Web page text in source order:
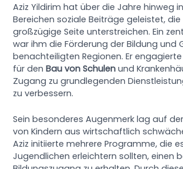
Aziz Yildirim hat über die Jahre hinweg
Bereichen soziale Beiträge geleistet, die
großzügige Seite unterstreichen. Ein
war ihm die Förderung der Bildung und
benachteiligten Regionen. Er
für denBau von Schulen und
Zugang zu grundlegenden
zu verbessern.
Sein besonderes Augenmerk lag auf
von Kindern aus wirtschaftlich
Aziz initiierte mehrere Programme, die
Jugendlichen erleichtern sollten, einen